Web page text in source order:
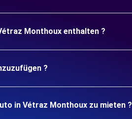
Monthoux enthalten ?
?
in Vétraz Monthoux zu mieten ?